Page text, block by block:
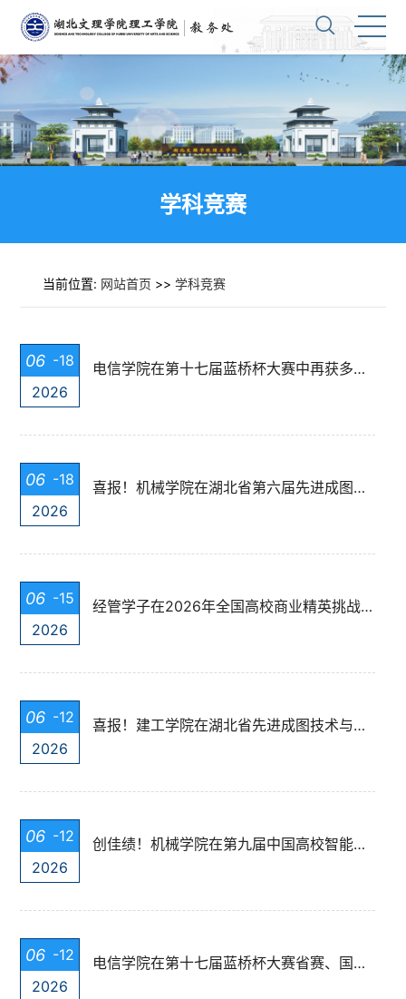
学科竞赛
当前位置: 网站首页 >>学科竞赛
06 -18
2026
电信学院在第十七届蓝桥杯大赛中再获多项殊荣
06 -18
2026
喜报！机械学院在湖北省第六届先进成图技术与产品信息建模创新大赛斩获佳绩
06 -15
2026
经管学子在2026年全国高校商业精英挑战赛会计与商业管理案例竞赛中获佳...
06 -12
2026
喜报！建工学院在湖北省先进成图技术与产品信息建模创新大赛中斩获佳绩
06 -12
2026
创佳绩！机械学院在第九届中国高校智能机器人创意大赛湖北赛区斩获一等...
06 -12
2026
电信学院在第十七届蓝桥杯大赛省赛、国赛中再创佳绩